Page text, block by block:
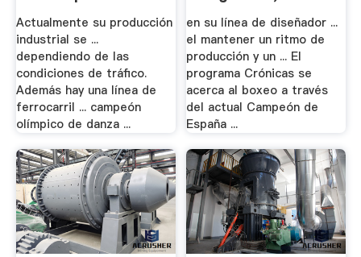
Actualmente su producción
industrial se ...
dependiendo de las
condiciones de tráfico.
Además hay una línea de
ferrocarril ... campeón
olímpico de danza ...
Crónicas - .
en su línea de diseñador ...
el mantener un ritmo de
producción y un ... El
programa Crónicas se
acerca al boxeo a través
del actual Campeón de
España ...